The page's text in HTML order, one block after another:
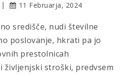
11 Februarja, 2024
središče, nudi številne
poslovanje, hkrati pa jo
prestolnicah
življenjski stroški, predvsem